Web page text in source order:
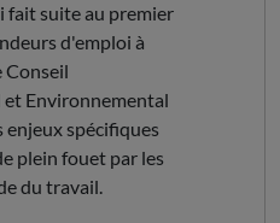
fait suite au premier
d'emploi à
Conseil
et Environnemental
enjeux spécifiques
plein fouet par les
du travail.